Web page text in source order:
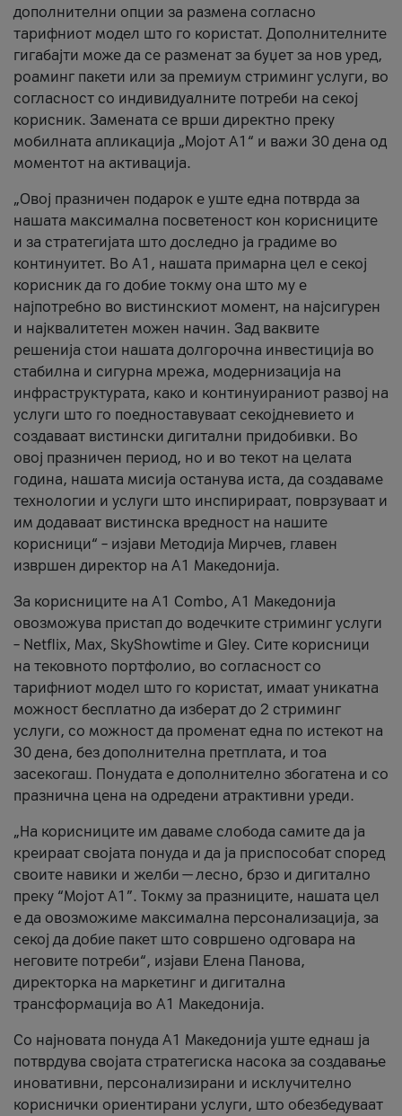
дополнителни опции за размена согласно
тарифниот модел што го користат. Дополнителните
гигабајти може да се разменат за буџет за нов уред,
роаминг пакети или за премиум стриминг услуги, во
согласност со индивидуалните потреби на секој
корисник. Замената се врши директно преку
мобилната апликација „Мојот А1“ и важи 30 дена од
моментот на активација.
„Овој празничен подарок е уште една потврда за
нашата максимална посветеност кон корисниците
и за стратегијата што доследно ја градиме во
континуитет. Во А1, нашата примарна цел е секој
корисник да го добие токму она што му е
најпотребно во вистинскиот момент, на најсигурен
и најквалитетен можен начин. Зад ваквите
решенија стои нашата долгорочна инвестиција во
стабилна и сигурна мрежа, модернизација на
инфраструктурата, како и континуираниот развој на
услуги што го поедноставуваат секојдневието и
создаваат вистински дигитални придобивки. Во
овој празничен период, но и во текот на целата
година, нашата мисија останува иста, да создаваме
технологии и услуги што инспирираат, поврзуваат и
им додаваат вистинска вредност на нашите
корисници“ – изјави Методија Мирчев, главен
извршен директор на А1 Македонија.
За корисниците на A1 Combo, А1 Македонија
овозможува пристап до водечките стриминг услуги
– Netflix, Max, SkyShowtime и Gley. Сите корисници
на тековното портфолио, во согласност со
тарифниот модел што го користат, имаат уникатна
можност бесплатно да изберат до 2 стриминг
услуги, со можност да променат една по истекот на
30 дена, без дополнителна претплата, и тоа
засекогаш. Понудата е дополнително збогатена и со
празнична цена на одредени атрактивни уреди.
„На корисниците им даваме слобода самите да ја
креираат својата понуда и да ја приспособат според
своите навики и желби — лесно, брзо и дигитално
преку “Мојот А1”. Токму за празниците, нашата цел
е да овозможиме максимална персонализација, за
секој да добие пакет што совршено одговара на
неговите потреби“, изјави Елена Панова,
директорка на маркетинг и дигитална
трансформација во А1 Македонија.
Со најновата понуда А1 Македонија уште еднаш ја
потврдува својата стратегиска насока за создавање
иновативни, персонализирани и исклучително
кориснички ориентирани услуги, што обезбедуваат